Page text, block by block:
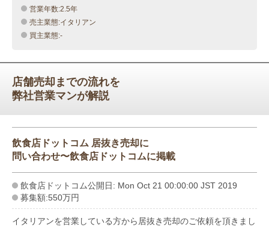
営業年数:2.5年
売主業態:イタリアン
買主業態:-
店舗売却までの流れを
弊社営業マンが解説
飲食店ドットコム 居抜き売却に
問い合わせ〜飲食店ドットコムに掲載
飲食店ドットコム公開日: Mon Oct 21 00:00:00 JST 2019
募集額:550万円
イタリアンを営業している方から居抜き売却のご依頼を頂きまし